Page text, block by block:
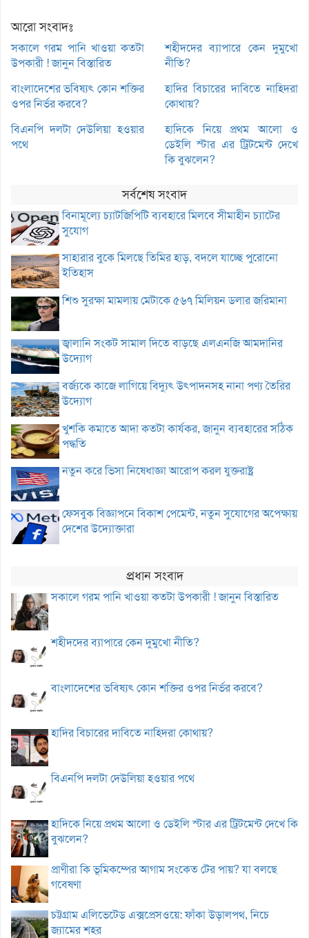
আরো সংবাদঃ
সকালে গরম পানি খাওয়া কতটা
উপকারী ! জানুন বিস্তারিত
শহীদদের ব্যাপারে কেন দুমুখো
নীতি?
বাংলাদেশের ভবিষ্যৎ কোন শক্তির
ওপর নির্ভর করবে?
হাদির বিচারের দাবিতে নাহিদরা
কোথায়?
বিএনপি দলটা দেউলিয়া হওয়ার
পথে
হাদিকে নিয়ে প্রথম আলো ও
ডেইলি স্টার এর ট্রিটমেন্ট দেখে
কি বুঝলেন?
সর্বশেষ সংবাদ
বিনামূল্যে চ্যাটজিপিটি ব্যবহারে মিলবে সীমাহীন চ্যাটের
সুযোগ
সাহারার বুকে মিলছে তিমির হাড়, বদলে যাচ্ছে পুরোনো
ইতিহাস
শিশু সুরক্ষা মামলায় মেটাকে ৫৬৭ মিলিয়ন ডলার জরিমানা
জ্বালানি সংকট সামাল দিতে বাড়ছে এলএনজি আমদানির
উদ্যোগ
বর্জ্যকে কাজে লাগিয়ে বিদ্যুৎ উৎপাদনসহ নানা পণ্য তৈরির
উদ্যোগ
খুশকি কমাতে আদা কতটা কার্যকর, জানুন ব্যবহারের সঠিক
পদ্ধতি
নতুন করে ভিসা নিষেধাজ্ঞা আরোপ করল যুক্তরাষ্ট্র
ফেসবুক বিজ্ঞাপনে বিকাশ পেমেন্ট, নতুন সুযোগের অপেক্ষায়
দেশের উদ্যোক্তারা
প্রধান সংবাদ
সকালে গরম পানি খাওয়া কতটা উপকারী ! জানুন বিস্তারিত
শহীদদের ব্যাপারে কেন দুমুখো নীতি?
বাংলাদেশের ভবিষ্যৎ কোন শক্তির ওপর নির্ভর করবে?
হাদির বিচারের দাবিতে নাহিদরা কোথায়?
বিএনপি দলটা দেউলিয়া হওয়ার পথে
হাদিকে নিয়ে প্রথম আলো ও ডেইলি স্টার এর ট্রিটমেন্ট দেখে কি
বুঝলেন?
প্রাণীরা কি ভূমিকম্পের আগাম সংকেত টের পায়? যা বলছে
গবেষণা
চট্টগ্রাম এলিভেটেড এক্সপ্রেসওয়ে: ফাঁকা উড়ালপথ, নিচে
জ্যামের শহর